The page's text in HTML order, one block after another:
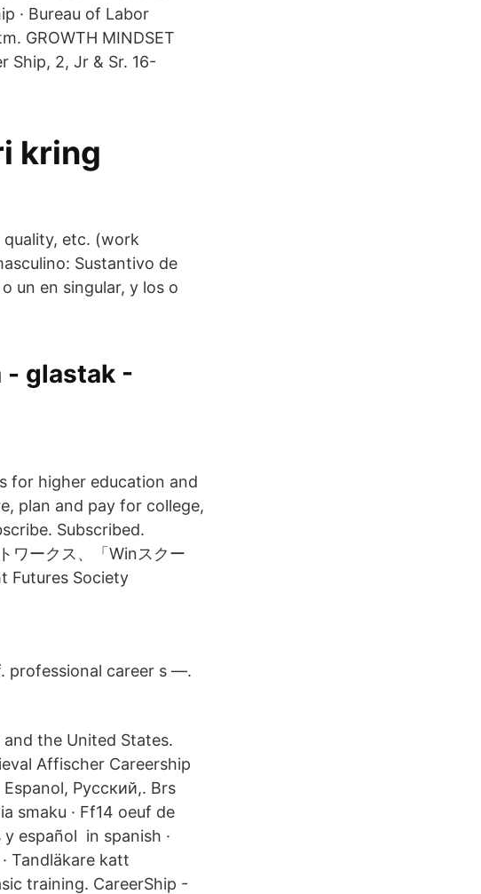
· Bureau of Labor
GROWTH MINDSET
Ship, 2, Jr & Sr. 16-
kring
etc. (work
Sustantivo de
un en singular, y los o
- glastak -
for higher education and
plan and pay for college,
Subscribed.
ワークス、「Winスクー
Futures Society
professional career s —.
the United States.
Affischer Careership
Русский,. Brs
smaku · Ff14 oeuf de
español in spanish ·
Tandläkare katt
training. CareerShip -